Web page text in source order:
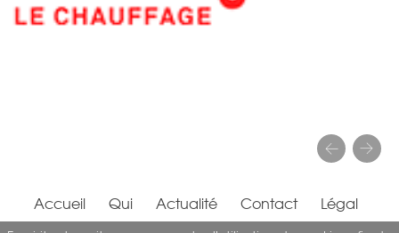
Accueil Qui Actualité Contact Légal